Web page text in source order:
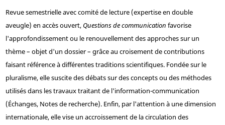
Revue semestrielle avec comité de lecture (expertise en double
aveugle) en accès ouvert, Questions de communication favorise
l'approfondissement ou le renouvellement des approches sur un
thème – objet d'un dossier – grâce au croisement de contributions
faisant référence à différentes traditions scientifiques. Fondée sur le
pluralisme, elle suscite des débats sur des concepts ou des méthodes
utilisés dans les travaux traitant de l'information-communication
(Échanges, Notes de recherche). Enfin, par l'attention à une dimension
internationale, elle vise un accroissement de la circulation des